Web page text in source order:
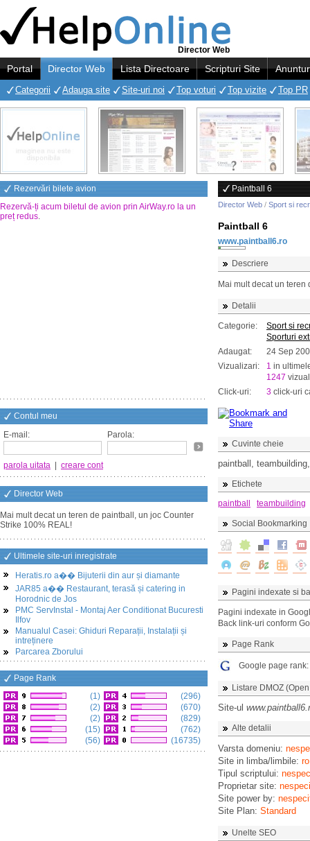
Director Web
Portal Director Web Lista Directoare Scripturi Site
Categorii Adauga site Site-uri noi Top voturi Top vizite Top PR
Rezervări bilete avion
Rezervă-ți acum biletul de avion prin AirWay.ro la un
preț redus.
Contul meu
E-mail:
Parola:
parola uitata creare cont
Director Web
Mai mult decat un teren de paintball, un joc Counter
Strike 100% REAL!
Ultimele site-uri inregistrate
Heratis.ro a�� Bijuterii din aur și diamante
JAR85 a�� Restaurant, terasă și catering in
Horodnic de Jos
PMC ServInstal - Montaj Aer Conditionat Bucuresti
Ilfov
Manualul Casei: Ghiduri Reparații, Instalații și
intreținere
Parcarea Zborului
Page Rank
(1)
(2)
(2)
(15)
(56)
(296)
(670)
(829)
(762)
(16735)
Paintball 6
Director Web / Sport si
Paintball 6
www.paintball6.ro
Descriere
Mai mult decat un
Detalii
Categorie:
Sport si
Sporturi
Adaugat:
24 Sep
Vizualizari:
1 in
1247
Click-uri:
3 click-uri
Cuvinte cheie
paintball,
Etichete
paintball
teambuilding
Social Bookmarking
Pagini indexate si
Pagini indexate in
Back link-uri conform
Page Rank
Google page rank:
Listare DMOZ
Site-ul
Alte detalii
Varsta domeniu:
Site in limba/limbile: ro
Tipul scriptului:
Proprietar site:
Site power by:
Site Plan: Standard
Unelte SEO